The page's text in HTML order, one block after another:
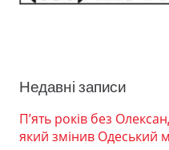
Недавні записи
П’ять років без
який змінив Одеський